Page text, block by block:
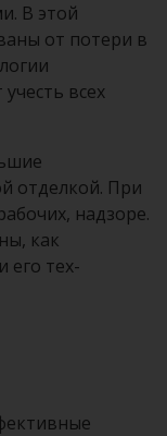
В этой
от потери в
всех
отделкой. При
надзоре.
как
его тех­